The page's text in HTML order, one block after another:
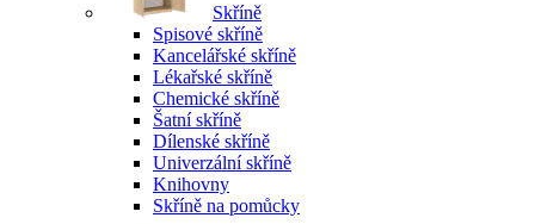
Skříně
Spisové skříně
Kancelářské skříně
Lékařské skříně
Chemické skříně
Šatní skříně
Dílenské skříně
Univerzální skříně
Knihovny
Skříně na pomůcky